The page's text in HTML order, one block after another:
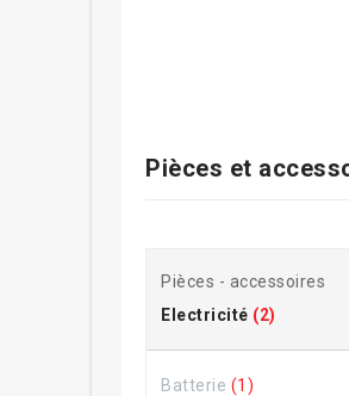
Pièces et
Pièces - accessoires
Electricité (2)
Batterie (1)